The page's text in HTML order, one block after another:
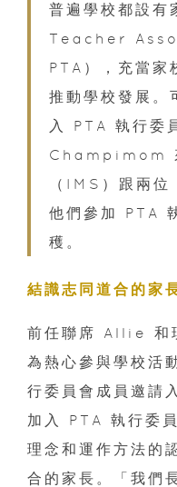
普遍學校都設
Teacher
PTA），充當家
推動學校發展。
入 PTA 執行委
Champimom
（IMS）跟兩
他們參加 PTA
穫。
結識志同道合的家
前任聯席 Allie 和
為熱心參與學校活
行委員會成員邀請
加入 PTA 執行委
理念和運作方法的
合的家長。「我們